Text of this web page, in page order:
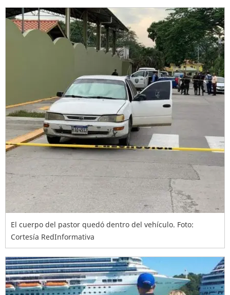
El cuerpo del pastor quedó dentro del vehículo. Foto:
Cortesía RedInformativa